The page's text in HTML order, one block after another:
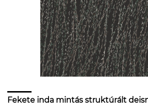
Fekete inda mintás struktúrált